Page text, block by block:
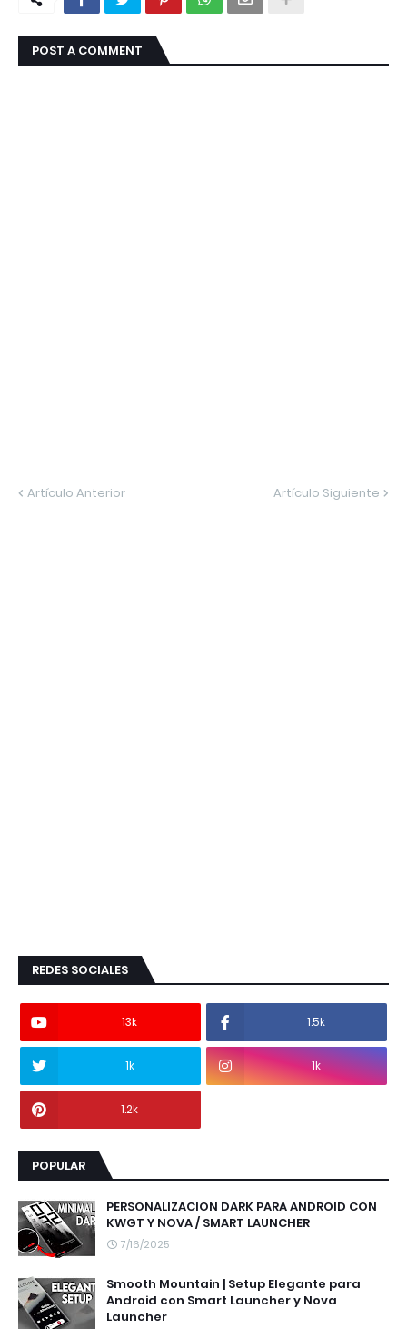
POST A COMMENT
Artículo Anterior Artículo Siguiente
REDES SOCIALES
13k 1.5k
1k 1k
1.2k
POPULAR
PERSONALIZACION DARK PARA ANDROID CON
KWGT Y NOVA / SMART LAUNCHER
7/16/2025
Smooth Mountain | Setup Elegante para
Android con Smart Launcher y Nova
Launcher